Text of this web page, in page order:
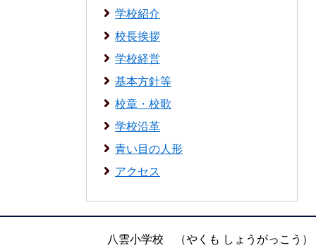
学校紹介
校長挨拶
学校経営
基本方針等
校章・校歌
学校沿革
青い目の人形
アクセス
八雲小学校 （やくも しょうがっこう）